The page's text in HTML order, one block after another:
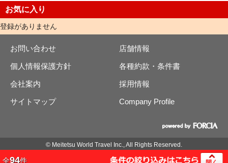
お気に入り
登録がありません
お問い合わせ 店舗情報
個人情報保護方針 各種約款・条件書
会社案内 採用情報
サイトマップ Company Profile
© Meitetsu World Travel Inc., All Rights Reserved.
全94件